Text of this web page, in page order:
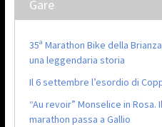
Gare
35ª Marathon Bike della
una leggendaria storia
Il 6 settembre l’esordio di
“Au revoir” Monselice in
marathon passa a Gallio